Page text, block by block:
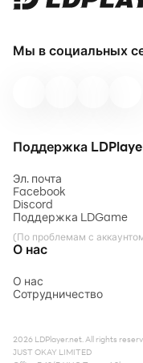
Мы в социальных
Поддержка
Эл. почта
Facebook
Discord
Поддержка LDGame
(По проблемам с
О нас
О нас
Сотрудничество
2026 LDPlayer.net. All rights
JUST OKAY LIMITED